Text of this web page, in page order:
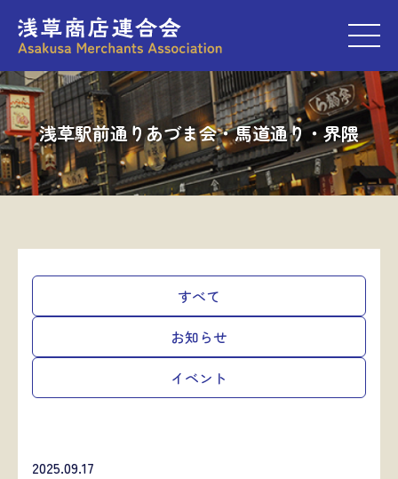
浅草駅前通りあづま会・馬道通り・界隈
すべて
お知らせ
イベント
2025.09.17